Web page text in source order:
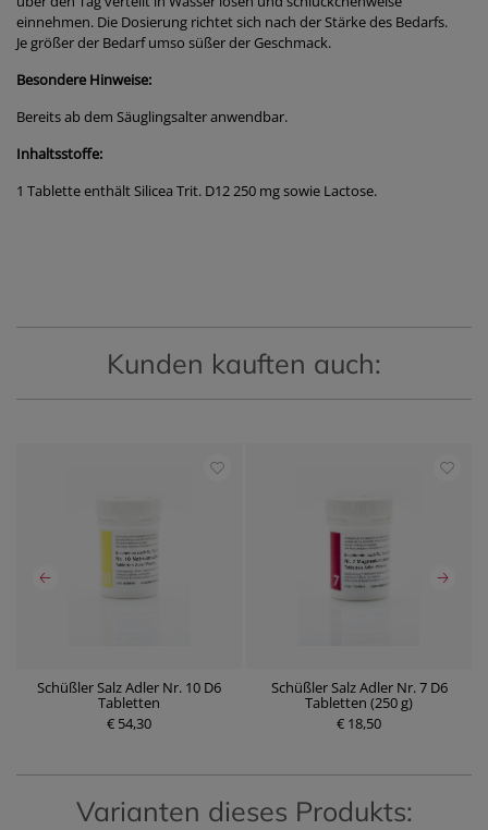
einnehmen. Die Dosierung richtet sich nach der Stärke des Bedarfs.
Je größer der Bedarf umso süßer der Geschmack.
Besondere Hinweise:
Bereits ab dem Säuglingsalter anwendbar.
Inhaltsstoffe:
1 Tablette enthält Silicea Trit. D12 250 mg sowie Lactose.
Kunden kauften auch:
Schüßler Salz Adler Nr. 10 D6
Tabletten
€ 54,30
Schüßler Salz Adler Nr. 7 D6
Tabletten (250 g)
€ 18,50
Varianten dieses Produkts: